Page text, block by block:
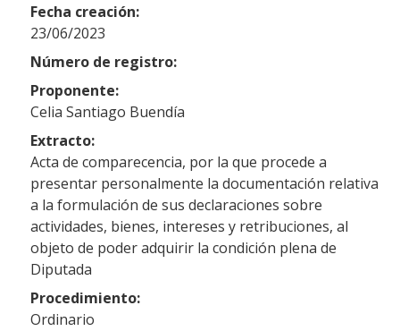
Fecha creación:
23/06/2023
Número de registro:
Proponente:
Celia Santiago Buendía
Extracto:
Acta de comparecencia, por la que procede a
presentar personalmente la documentación relativa
a la formulación de sus declaraciones sobre
actividades, bienes, intereses y retribuciones, al
objeto de poder adquirir la condición plena de
Diputada
Procedimiento:
Ordinario